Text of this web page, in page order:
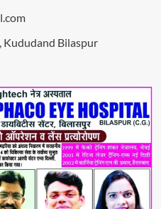
Kududand Bilaspur